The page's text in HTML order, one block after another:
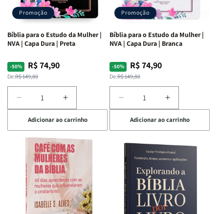
Promoção
Bíblia para o Estudo da Mulher |
NVA | Capa Dura | Preta
-50%
Preço
normal
De:R$ 149,80
Preço
promocional
R$ 74,90
Diminuir
a
quantidade
de
Bíblia
para
Estudo
da
Mulher
Aumentar
a
quantidade
de
Bíblia
para
o
Estudo
da
Mulher
|
Adicionar ao carrinho
Promoção
Bíblia para o Estudo da Mulher |
NVA | Capa Dura | Branca
-50%
Preço
normal
De:R$ 149,80
Preço
promocional
R$ 74,90
Diminuir
a
quantidade
de
Bíblia
o
Estudo
da
Mulher
Aumentar
a
quantidade
de
Bíblia
para
o
Estudo
Mulher
|
Adicionar ao carrinho